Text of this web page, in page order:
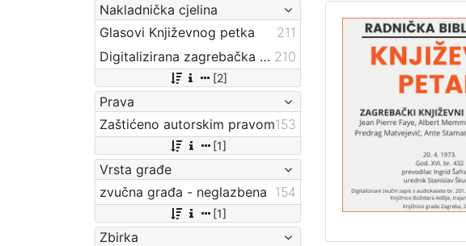
Nakladnička cjelina
Glasovi Književnog petka
211
Digitalizirana zagrebačka baština 210
[2]
Prava
Zaštićeno autorskim pravom153
[1]
Vrsta građe
zvučna građa - neglazbena 154
[1]
Zbirka